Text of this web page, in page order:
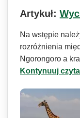
Artykuł:
Na wstępie
rozróżnienia
Ngorongoro a
Kontynuuj